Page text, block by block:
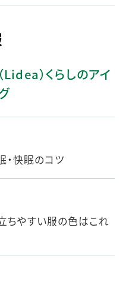
）くらしのアイ
・快眠のコツ
ちやすい服の色はこれ